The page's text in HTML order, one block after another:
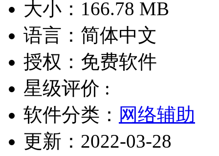
大小： 166.78 MB
语言： 简体中文
授权： 免费软件
星级评价 :
软件分类： 网络辅助
更新： 2022-03-28